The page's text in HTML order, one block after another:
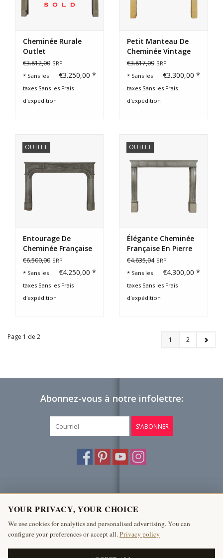
Cheminée Rurale
Outlet
€3.812,00 SRP
€3.250,00 *
* Sans les
taxes Sans les Frais
d'expédition
Petit Manteau De
Cheminée Vintage
En Pierre
€3.817,09 SRP
€3.300,00 *
* Sans les
taxes Sans les Frais
d'expédition
OUTLET
Entourage De
Cheminée Française
De Style 18Ème
€6.500,00 SRP
€4.250,00 *
* Sans les
taxes Sans les Frais
d'expédition
OUTLET
Élégante Cheminée
Française En Pierre
Bleue Du 19Ème
€4.635,04 SRP
€4.300,00 *
* Sans les
taxes Sans les Frais
d'expédition
Page 1 de 2 1 2
Abonnez-vous à notre infolettre:
S'ABONNER
Produits
Mon compte
YOUR PRIVACY, YOUR CHOICE
We use cookies for analytics and personalised advertising. You can
configure your preferences or accept all.Privacy policy